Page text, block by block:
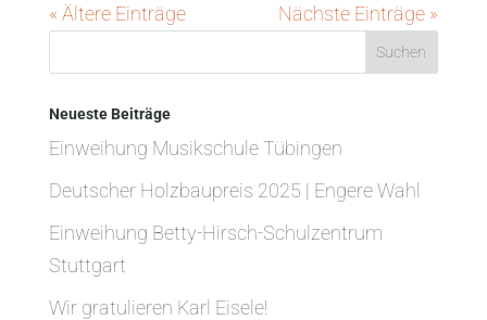
« Ältere Einträge Nächste Einträge »
Neueste Beiträge
Einweihung Musikschule Tübingen
Deutscher Holzbaupreis 2025 | Engere Wahl
Einweihung Betty-Hirsch-Schulzentrum
Stuttgart
Wir gratulieren Karl Eisele!